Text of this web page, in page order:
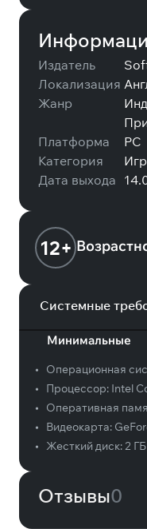
Издатель
Локализация
Жанр
Платформа
PC
Категория
Дата выхода
12+
Системные
Минимальные
• Операционная
•
Процессор: Intel
•
Оперативная
•
Видеокарта:
•
Жесткий диск:2 ГБ
Отзывы0